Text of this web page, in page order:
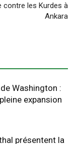
contre les Kurdes à
Ankara
Washington :
expansion
présentent la